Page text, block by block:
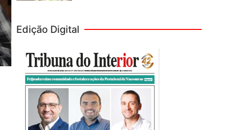
Edição Digital